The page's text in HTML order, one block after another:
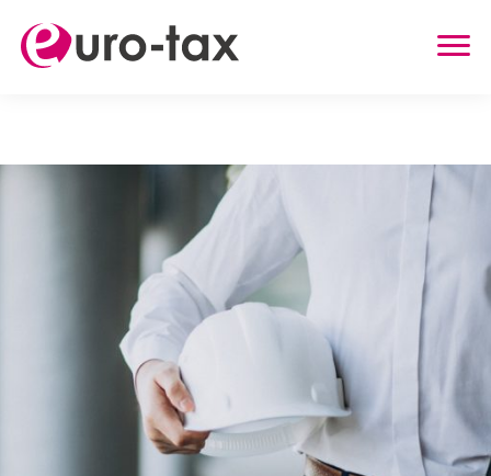
WIELKA BRYTANIA
AUSTRIA
ZWROT UBEZPIECZENIA Z HOLANDII
ZASIŁEK RODZINNY W HOLANDII